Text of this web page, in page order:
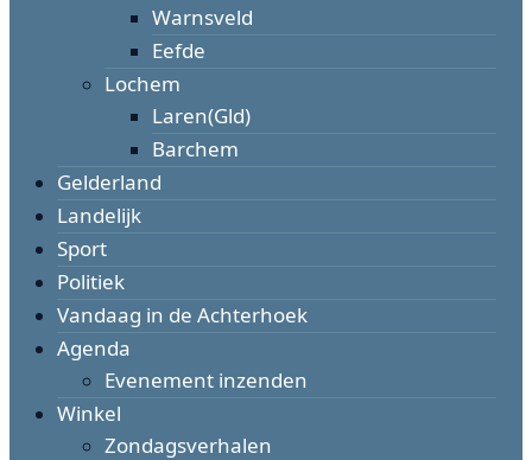
Warnsveld
Eefde
Lochem
Laren(Gld)
Barchem
Gelderland
Landelijk
Sport
Politiek
Vandaag in de Achterhoek
Agenda
Evenement inzenden
Winkel
Zondagsverhalen